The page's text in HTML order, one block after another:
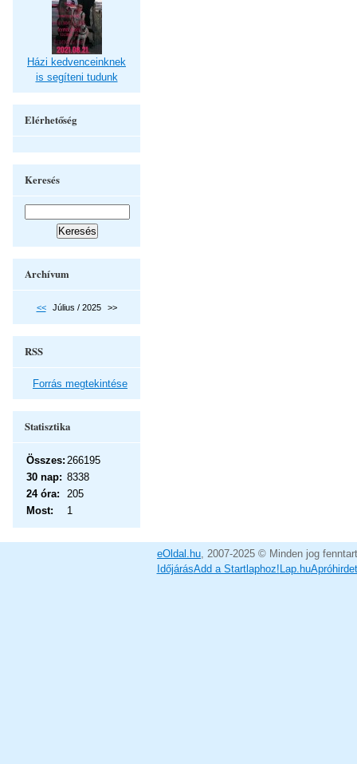
Házi kedvenceinknek
is segíteni tudunk
Elérhetőség
Keresés
Archívum
<< Július / 2025 >>
RSS
Forrás megtekintése
Statisztika
Most: 1
Összes: 266195
30 nap: 8338
24 óra:
205
eOldal.hu, 2007-2025 © Minden jog
IdőjárásAdd a Startlaphoz! Lap.hu